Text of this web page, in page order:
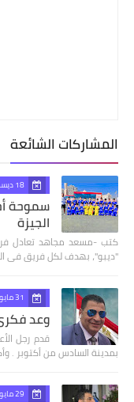
المشاركات الشائعة
18 ديسمبر 2023
سموحة
الجيزة
"ديبو"، بهدف لكل فريق فى
31 مايو 2026
وعد
قدم رجل
بمدينة السادس من أكتوبر .
29 مايو 2026